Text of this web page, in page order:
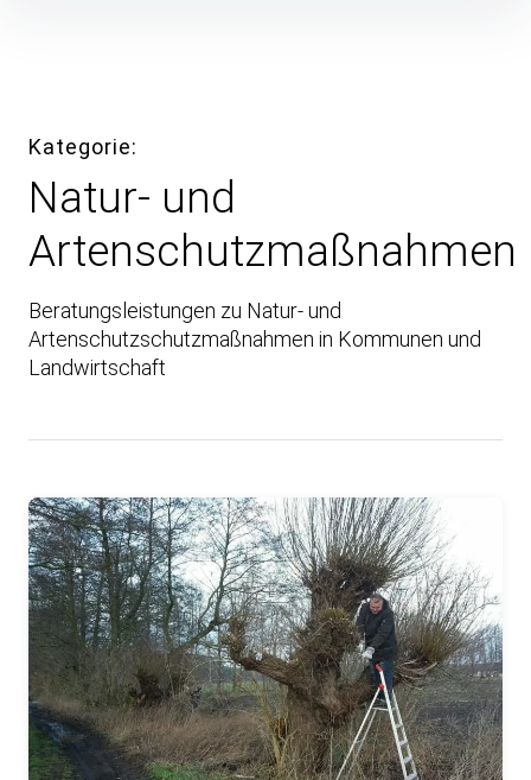
Kategorie
Natur- und
Artenschutzmaßnahmen
Beratungsleistungen zu Natur- und
Artenschutzschutzmaßnahmen in Kommunen und
Landwirtschaft